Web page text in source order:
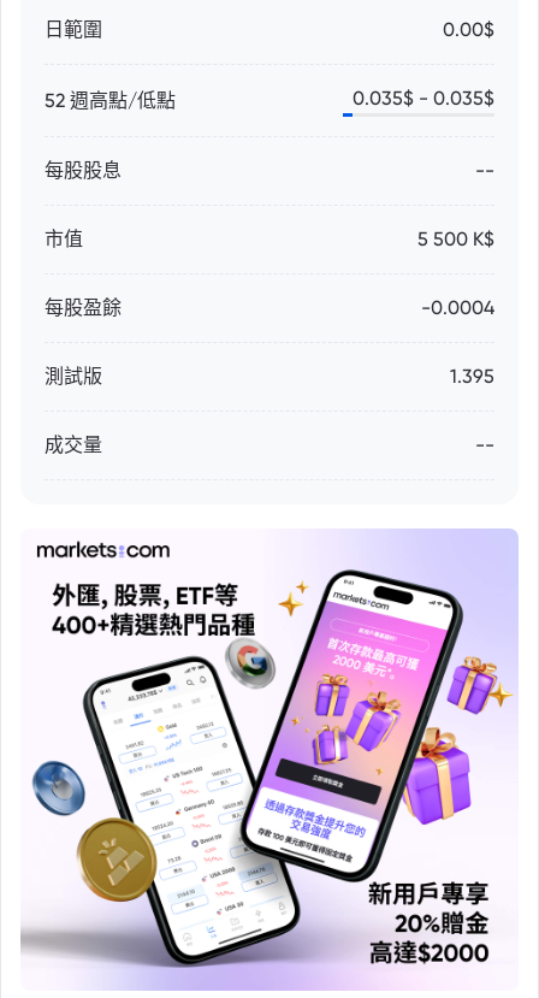
日範圍 0.00$
52 週高點/低點 0.035$ - 0.035$
每股股息 --
市值 5 500 K$
每股盈餘 -0.0004
測試版 1.395
成交量 --